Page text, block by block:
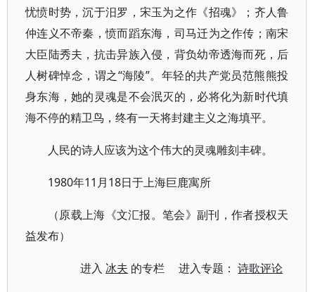
忧愤时势，沉于汨罗，宋玉为之作《招魂》；齐人鲁
仲连义不帝秦，愤而蹈东海，司马迁为之作传；南宋
大臣陆秀夫，抗击异族入侵，背负幼帝透海而死，后
人树碑悼念，谓之“海陵”。年轻的共产党员范熊熊投
身东海，她的灵魂是不会泯灭的，必将化为新时代填
海不停的精卫鸟，终有一天将封建主义之海填平。
人民的诗人应该为这个伟大的灵魂雕刻丰碑。
1980年11月18日于上海巨鹿寓所
（原载上海《文汇报。笔会》副刊，作者授权天
益发布）
进入 冰夫 的专栏 进入专题：诗歌评论